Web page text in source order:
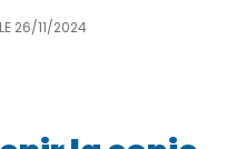
26/11/2024